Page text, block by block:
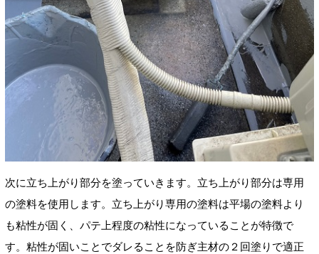
次に立ち上がり部分を塗っていきます。立ち上がり部分は専用
の塗料を使用します。立ち上がり専用の塗料は平場の塗料より
も粘性が固く、パテ上程度の粘性になっていることが特徴で
す。粘性が固いことでダレることを防ぎ主材の２回塗りで適正